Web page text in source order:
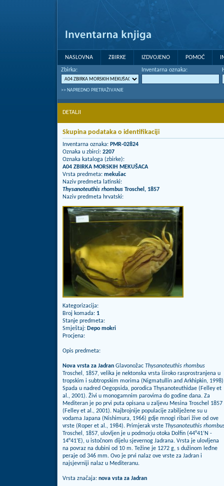
NASLOVNA ZBIRKE IZDVOJENO POMOĆ
Zbirka: Inventarna oznaka:
>> NAPREDNO PRETRAŽIVANJE
DETALJI
Skupina podataka o identifikaciji
Inventarna oznaka: PMR-02824
Oznaka u zbirci: 2207
Oznaka kataloga (zbirke):
A04 ZBIRKA MORSKIH MEKUŠACA
Vrsta predmeta: mekušac
Naziv predmeta latinski:
Thysanoteuthis rhombusTroschel, 1857
Naziv predmeta hrvatski:
Kategorizacija:
Broj komada: 1
Stanje predmeta:
Smještaj: Depo mokri
Procjena:
Opis predmeta:
Nova vrsta za Jadran Glavonožac Thysanoteuthis rhombus
Troschel, 1857, velika je nektonska vrsta široko rasprostranjena u
tropskim i subtropskim morima (Nigmatullin and Arkhipkin,
Spada u nadred Oegopsida, porodica Thysanoteuthidae (Felley et
al., 2001). Živi u monogamnim parovima do godine dana. Za
Mediteran je po prvi puta opisana u zaljevu Mesina Troschel 1857
(Felley et al., 2001). Najbrojnije populacije zabilježene su u
vodama Japana (Nishimura, 1966) gdje mnogi ribari žive od ove
vrste (Roper et al., 1984). Primjerak vrste Thysanoteuthis
Troschel, 1857, ulovljen je u podmorju otoka Dolfin (44°41’N -
14°41’E), u istočnom dijelu sjevernog Jadrana. Vrsta je ulovljena
na povraz na dubini od 10 m. Težine je 1272 g, s dužinom leđne
peraje od 346 mm. Ovo je prvi nalaz ove vrste za Jadran i
najsjevrniji nalaz u Mediteranu.
Vrsta značaja: nova vsta za Jadran